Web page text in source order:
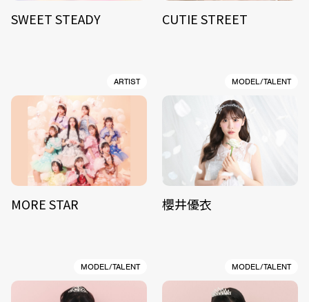
SWEET STEADY CUTIE STREET
ARTIST
MORE STAR
MODEL/TALENT
櫻井優衣
MODEL/TALENT MODEL/TALENT